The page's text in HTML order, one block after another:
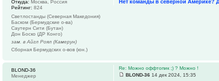
Нет команды в северной Америке?
Откуда: Москва, Россия
Рейтинг: 824
Светлостанды (Северная Македония)
Баском (Бермудские о-ва)
Саутерн Сити (Бутан)
Дон Боско (ДР Конго)
зам. в Айгл Роял (Камерун)
Сборная Бермудских о-вов (юн.)
Re: Можно оффтопик ;) ? Можно !
BLOND-36 14 дек 2024, 15:35
BLOND-36
Менеджер